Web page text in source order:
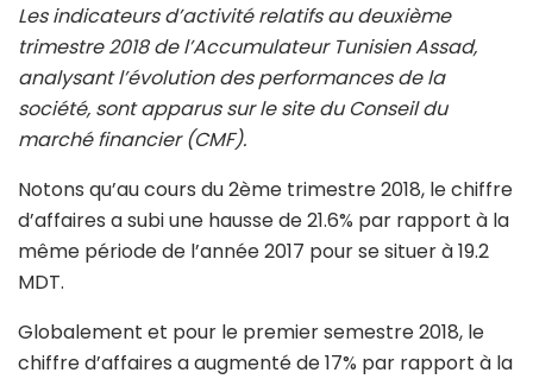
Les indicateurs d’activité relatifs au deuxième
trimestre 2018 de l’Accumulateur Tunisien Assad,
analysant l’évolution des performances de la
société, sont apparus sur le site du Conseil du
marché financier (CMF).
Notons qu’au cours du 2ème trimestre 2018, le chiffre
d’affaires a subi une hausse de 21.6% par rapport à la
même période de l’année 2017 pour se situer à 19.2
MDT.
Globalement et pour le premier semestre 2018, le
chiffre d’affaires a augmenté de 17% par rapport à la